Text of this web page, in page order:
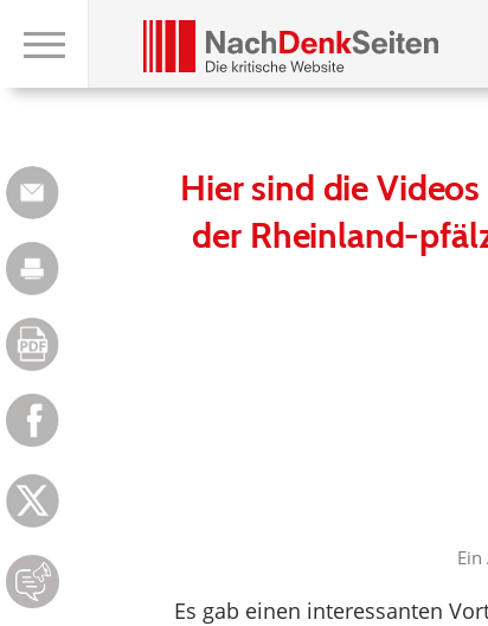
Hier sind die
der Rheinland-
Es gab einen interessanten